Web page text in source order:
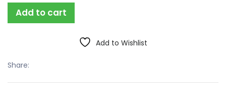
Add to cart
Add to Wishlist
Share: